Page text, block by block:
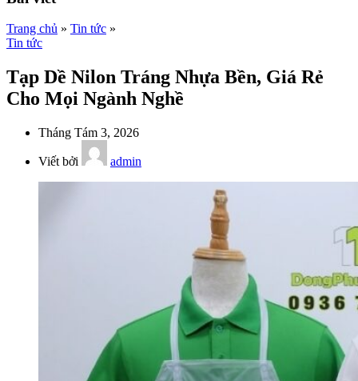
Trang chủ » Tin tức »
Tin tức
Tạp Dề Nilon Tráng Nhựa Bền, Giá Rẻ
Cho Mọi Ngành Nghề
Tháng Tám 3, 2026
Viết bởi admin